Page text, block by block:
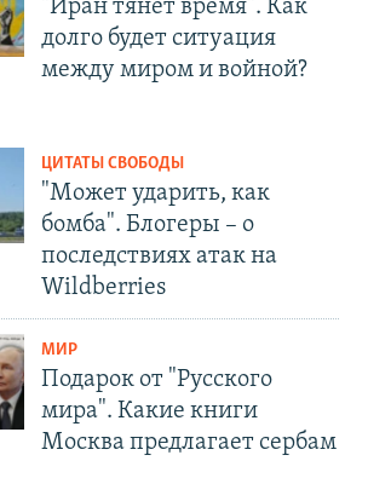
"Иран тянет время". Как
долго будет ситуация
между миром и войной?
ЦИТАТЫ СВОБОДЫ
"Может ударить, как
бомба". Блогеры – о
последствиях атак на
Wildberries
МИР
Подарок от "Русского
мира". Какие книги
Москва предлагает сербам